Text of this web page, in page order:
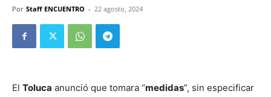
Por Staff ENCUENTRO - 22 agosto, 2024
El Toluca anunció que tomara “medidas”, sin especificar